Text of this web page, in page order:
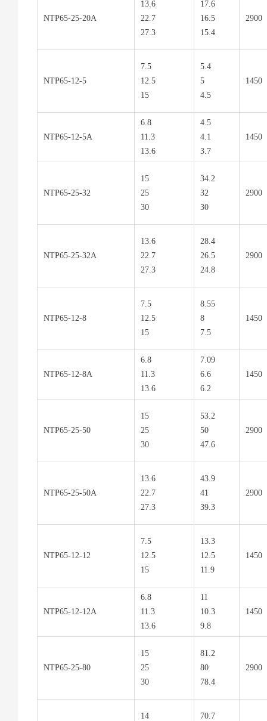
NTP65-25-20A
13.6
22.7
27.3
17.6
16.5
15.4
2900
NTP65-12-5
7.5
12.5
15
5.4
5
4.5
1450
NTP65-12-5A
6.8
11.3
13.6
4.5
4.1
3.7
1450
NTP65-25-32
15
25
30
34.2
32
30
2900
NTP65-25-32A
13.6
22.7
27.3
28.4
26.5
24.8
2900
NTP65-12-8
7.5
12.5
15
8.55
8
7.5
1450
NTP65-12-8A
6.8
11.3
13.6
7.09
6.6
6.2
1450
NTP65-25-50
15
25
30
53.2
50
47.6
2900
NTP65-25-50A
13.6
22.7
27.3
43.9
41
39.3
2900
NTP65-12-12
7.5
12.5
15
13.3
12.5
11.9
1450
NTP65-12-12A
6.8
11.3
13.6
11
10.3
9.8
1450
NTP65-25-80
15
25
30
81.2
80
78.4
2900
14
70.7